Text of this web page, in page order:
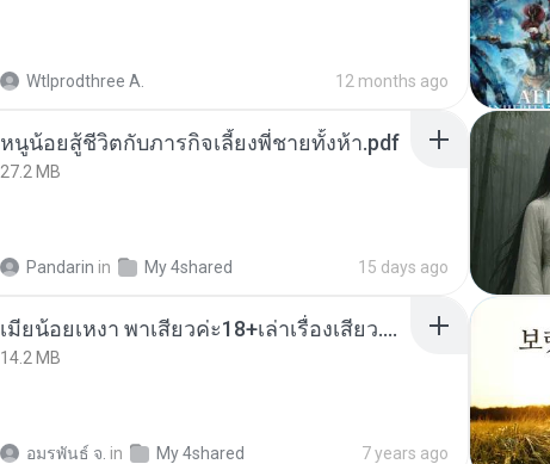
Wtlprodthree A. 12 months ago
หนูน้อยสู้ชีวิตกับภารกิจเลี้ยงพี่ชายทั้งห้า.pdf
27.2 MB
Pandarin in My 4shared 15 days ago
เมียน้อยเหงา พาเสียวค่ะ18+เล่าเรื่องเสียว.mp3
14.2 MB
อมรพันธ์ จ. in My 4shared 7 years ago